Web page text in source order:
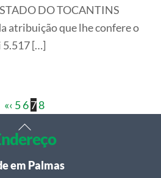
DO TOCANTINS
atribuição que lhe confere o
5.517 […]
«‹ 5678
Back
To
Top
em Palmas